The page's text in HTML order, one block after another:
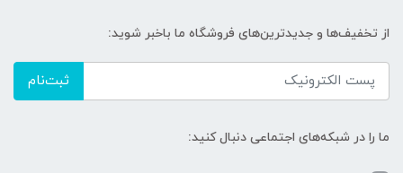
از تخفیف‌ها و جدیدترین‌های فروشگاه ما باخبر شوید:
ثبت‌نام
ما را در شبکه‌های اجتماعی دنبال کنید: